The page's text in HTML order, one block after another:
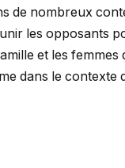
de nombreux
les opposants
et les femmes
dans le contexte